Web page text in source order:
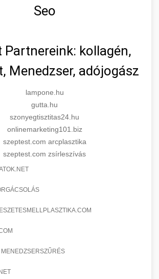
Seo
Partnereink: kollagén,
Menedzser, adójogász
lampone.hu
gutta.hu
szonyegtisztitas24.hu
onlinemarketing101.biz
szeptest.com arcplasztika
szeptest.com zsírleszívás